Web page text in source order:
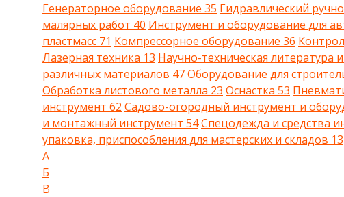
Генераторное оборудование 35 Гидравлический
малярных работ 40 Инструмент и оборудование для
пластмасс 71 Компрессорное оборудование 36
Лазерная техника 13 Научно-техническая литература
различных материалов 47Оборудование для
Обработка листового металла 23 Оснастка 53
инструмент 62 Садово-огородный инструмент и
и монтажный инструмент 54Спецодежда и средства
упаковка, приспособления для мастерских и складов 13
А
Б
В